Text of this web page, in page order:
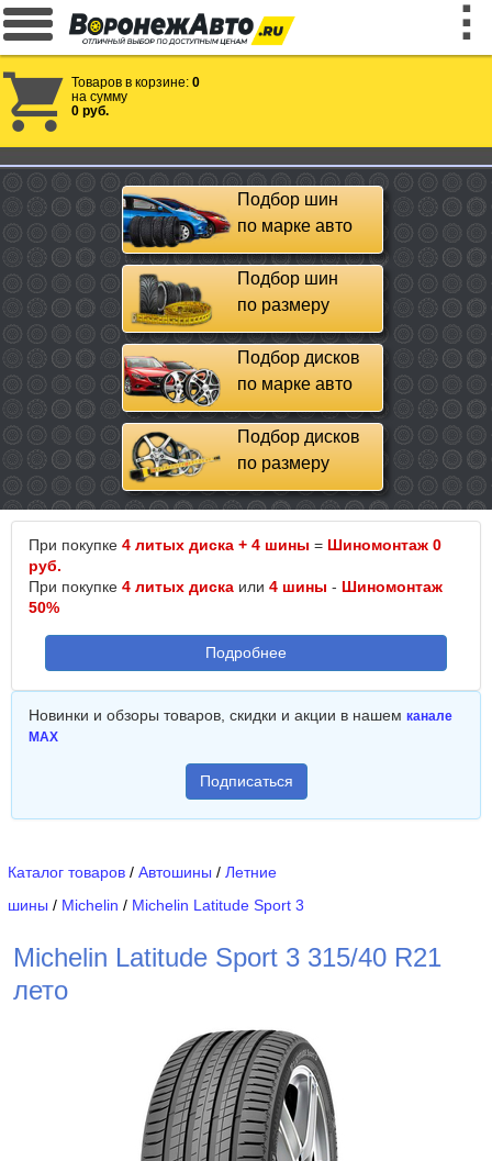
Товаров в корзине: 0
на сумму
0 руб.
Подбор шин
по марке авто
Подбор шин
по размеру
Подбор дисков
по марке авто
Подбор дисков
по размеру
При покупке 4 литых диска + 4 шины = Шиномонтаж 0
руб.
При покупке 4 литых диска или 4 шины - Шиномонтаж
50%
Подробнее
Новинки и обзоры товаров, скидки и акции в нашем канале
MAX
Подписаться
Каталог товаров / Автошины / Летние
шины / Michelin / Michelin Latitude Sport 3
Michelin Latitude Sport 3 315/40 R21
лето